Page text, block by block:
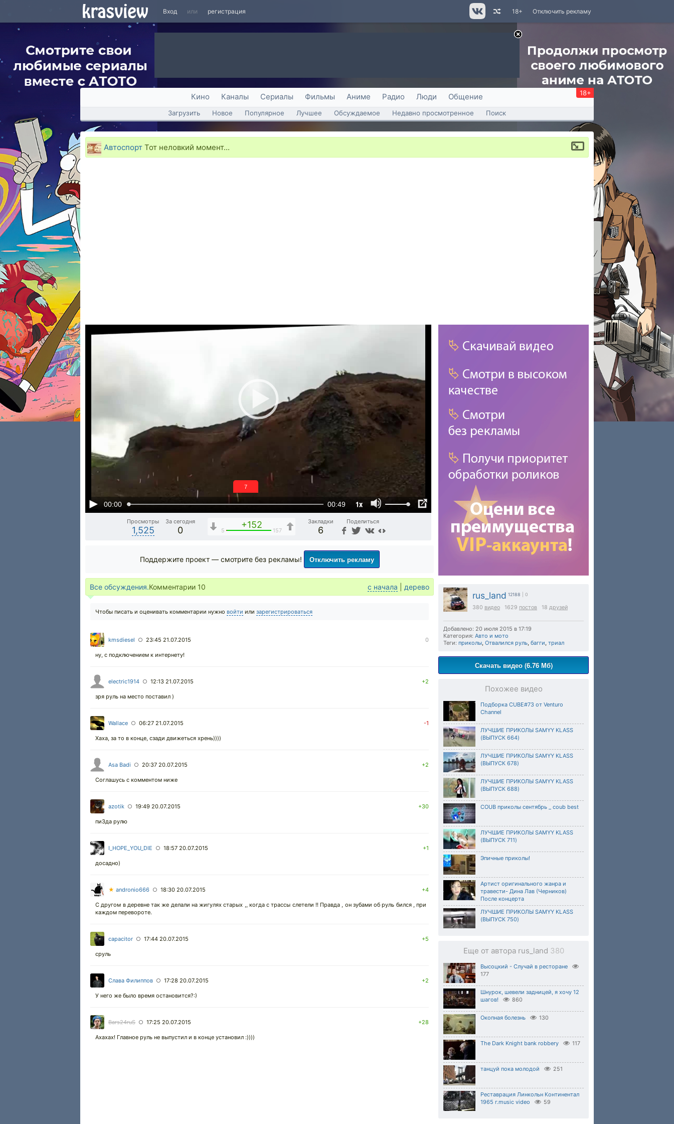
Вход или регистрация Отключить рекламу
18+
Кино Каналы Сериалы Фильмы Аниме Радио Люди Общение 18+
Загрузить Новое Популярное Лучшее Обсуждаемое Недавно просмотренное Поиск
Автоспорт Тот неловкий момент...
00:00 00:49 1x
6
Просмотры
1,525
За сегодня
0
+152
5 157
Закладки
6
Поделиться
rus_land 12188 | 0
380 видео 1629 постов 18 друзей
Добавлено: 20 июля 2015 в 17:19
Категория: Авто и мото
Теги: приколы, Отвалился руль, багги, триал
Скачать видео (6.76 Мб)
Похожее видео
Подборка CUBE#73 от Venturo
Channel
ЛУЧШИЕ ПРИКОЛЫ SAMYY KLASS
(ВЫПУСК 664)
ЛУЧШИЕ ПРИКОЛЫ SAMYY KLASS
(ВЫПУСК 678)
ЛУЧШИЕ ПРИКОЛЫ SAMYY KLASS
(ВЫПУСК 688)
COUB приколы сентябрь _ coub best
ЛУЧШИЕ ПРИКОЛЫ SAMYY KLASS
(ВЫПУСК 711)
Эпичные приколы!
Артист оригинального жанра и
травести- Дина Лав (Черников)
После концерта
ЛУЧШИЕ ПРИКОЛЫ SAMYY KLASS
(ВЫПУСК 750)
Еще от автора rus_land 380
Высоцкий - Случай в ресторане
177
Шнурок, шевели задницей, я хочу 12
шагов!
860
Окопная болезнь 130
The Dark Knight bank robbery 117
танцуй пока молодой 251
Pеставрация Линкольн Континентал
1965 г.music video
59
Поддержите проект — смотрите без рекламы! Отключить рекламу
Все обсуждения.Комментарии 10 с начала дерево
Чтобы писать и оценивать комментарии нужно войти или зарегистрироваться
kmsdiesel ○ 23:45 21.07.2015 0
ну, с подключением к интернету!
electric1914 ○ 12:13 21.07.2015 +2
зря руль на место поставил )
Wallace ○ 06:27 21.07.2015 -1
Хаха, за то в конце, сзади движеться хрень))))
Asa Badi ○ 20:37 20.07.2015 +2
Соглашусь с комментом ниже
azotik ○ 19:49 20.07.2015 +30
пи3да рулю
I_HOPE_YOU_DIE ○ 18:57 20.07.2015 +1
досадно)
★ andronio666 ○ 18:30 20.07.2015 +4
С другом в деревне так же делали на жигулях старых ,, когда с трассы слетели !! Правда , он зубами об руль бился , при
каждом перевороте.
capacitor ○ 17:44 20.07.2015 +5
сруль
Слава Филиппов ○ 17:28 20.07.2015 +2
У него же было время остановится?:)
Bars24ruS ○ 17:25 20.07.2015 +28
Ахахах! Главное руль не выпустил и в конце установил :))))